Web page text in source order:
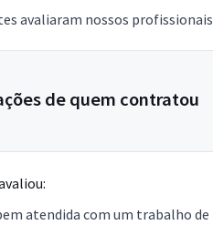
avaliaram nossos profissionais
de quem contratou
atendida com um trabalho de